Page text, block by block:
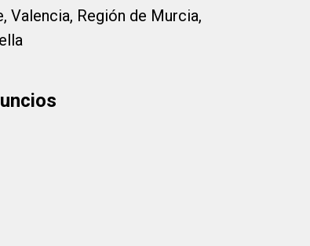
Valencia, Región de Murcia,